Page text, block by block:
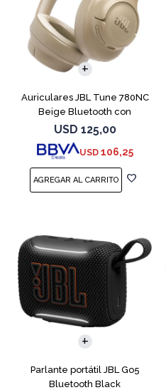
Auriculares JBL Tune 780NC
Beige Bluetooth con
Micrófono
USD 125,00
USD 106,25
Parlante portátil JBL Go5
Bluetooth Black